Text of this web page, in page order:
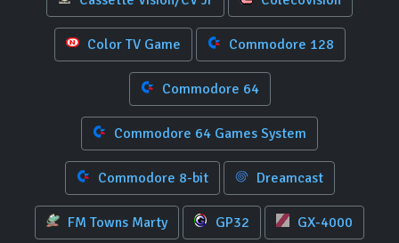
Color TV Game Commodore 128
Commodore 64
Commodore 64 Games System
Commodore 8-bit Dreamcast
FM Towns Marty GP32 GX-4000